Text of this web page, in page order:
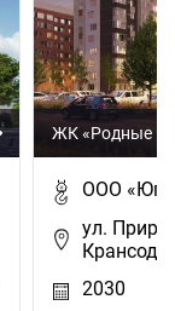
ЖК «Родные
ООО
ул.
2030